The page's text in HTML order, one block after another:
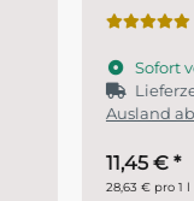
Sofort verfügbar
1 - 2 Werktage
abweichend)